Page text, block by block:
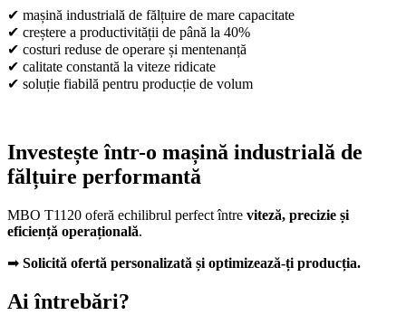
✔ mașină industrială de fălțuire de mare capacitate
✔ creștere a productivității de până la 40%
✔ costuri reduse de operare și mentenanță
✔ calitate constantă la viteze ridicate
✔ soluție fiabilă pentru producție de volum
Investește într-o mașină industrială de
fălțuire performantă
MBO T1120 oferă echilibrul perfect între viteză, precizie și
eficiență operațională.
➡ Solicită ofertă personalizată și optimizează-ți producția.
Ai întrebări?